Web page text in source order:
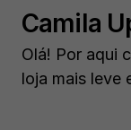
Camila
Olá! Por aqui
loja mais leve